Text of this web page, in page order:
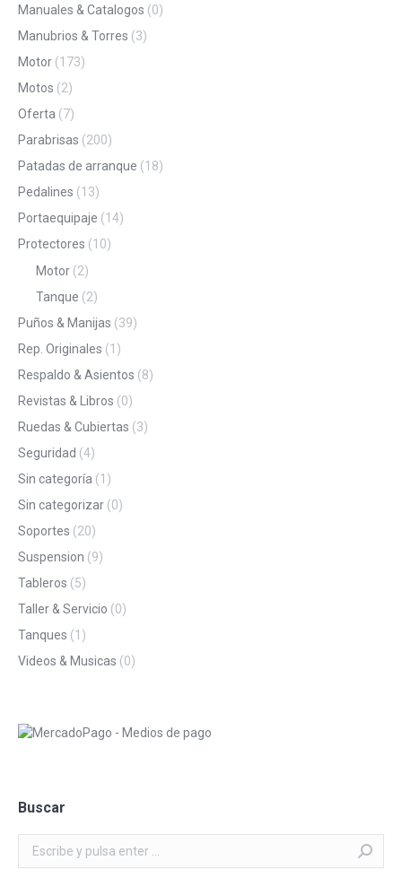
Manuales & Catalogos (0)
Manubrios & Torres (3)
Motor (173)
Motos (2)
Oferta (7)
Parabrisas (200)
Patadas de arranque (18)
Pedalines (13)
Portaequipaje (14)
Protectores (10)
Motor (2)
Tanque (2)
Puños & Manijas (39)
Rep. Originales (1)
Respaldo & Asientos (8)
Revistas & Libros (0)
Ruedas & Cubiertas (3)
Seguridad (4)
Sin categoría (1)
Sin categorizar (0)
Soportes (20)
Suspension (9)
Tableros (5)
Taller & Servicio (0)
Tanques (1)
Videos & Musicas (0)
Buscar
Buscar: